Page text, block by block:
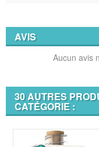
AVIS
Aucun avis
30 AUTRES
CATÉGORIE :